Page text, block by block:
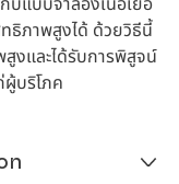
ธิภาพสูงได้ ด้วยวิธีนี้
งและได้รับการพิสูจน์
บริโภค